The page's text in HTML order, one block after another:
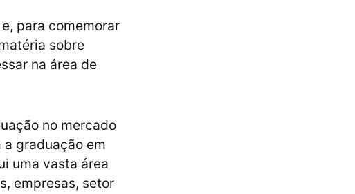
para comemorar
sobre
na área de
no mercado
graduação em
uma vasta área
empresas, setor